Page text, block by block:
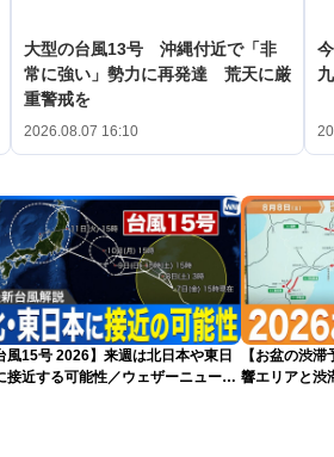
大型の台風13号 沖縄付近で「非
常に強い」勢力に再発達 荒天に厳
重警戒を
2026.08.07 16:10
風15号 2026】来週は北日本や東日
接近する可能性／ウェザーニュース
【お盆の渋
響エリアと渋